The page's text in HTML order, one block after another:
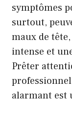
symptômes
surtout,
maux de
intense et
Prêter
alarmant est